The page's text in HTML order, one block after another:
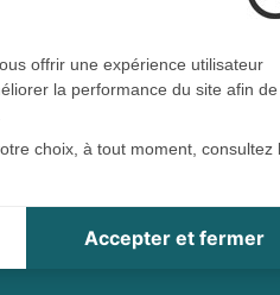
code de la santé publique et à l’arrêté du 21
tous les
la société Distrimed SAS au capital de 40 000
offrir une expérience utilisateur
la performance du site afin de
choix, à tout moment, consultez
à la navigation sur le site
Accepter et fermer